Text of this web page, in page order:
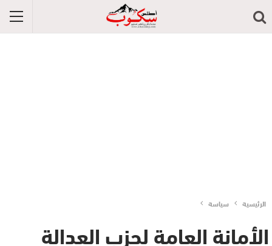
الرئيسية سياسة
الأمانة العامة لحزب العدالة